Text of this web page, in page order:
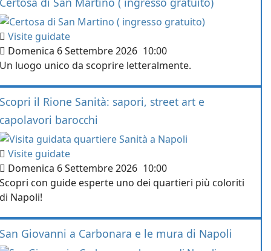
Visite guidate
Domenica 6 Settembre 2026 10:00
Un luogo unico da scoprire letteralmente.
Scopri il Rione Sanità: sapori, street art e
capolavori barocchi
Visite guidate
Domenica 6 Settembre 2026 10:00
Scopri con guide esperte uno dei quartieri più coloriti
di Napoli!
San Giovanni a Carbonara e le mura di Napoli